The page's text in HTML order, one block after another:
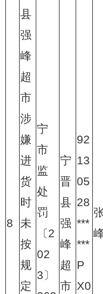
8
县
强
峰
超
市
涉
嫌
进
货
时
未
按
规
定
宁
市
监
处
罚
〔2
02
3〕
宁
晋
县
强
峰
超
市
92
13
05
28
***
***
P
X0